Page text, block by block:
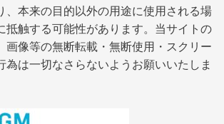
、本来の目的以外の用途に使用される場
抵触する可能性があります。当サイトの
画像等の無断転載・無断使用・スクリー
為は一切なさらないようお願いいたしま